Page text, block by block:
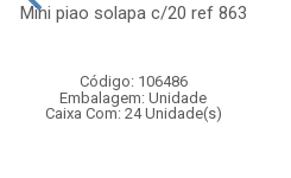
Mini piao solapa c/20 ref 863
Código: 106486
Embalagem: Unidade
Caixa Com: 24 Unidade(s)